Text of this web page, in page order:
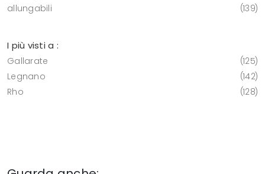
allungabili 139
I più visti a :
Gallarate
125
Legnano
142
Rho
128